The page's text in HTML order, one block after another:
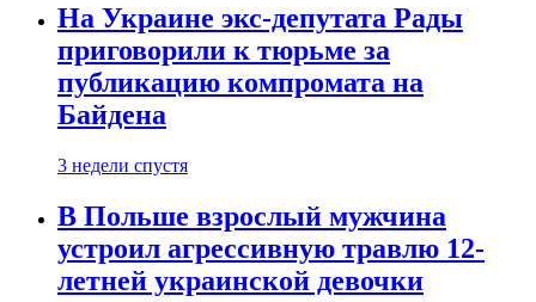
На Украине экс-депутата Рады
приговорили к тюрьме за
публикацию компромата на
Байдена
3 недели спустя
В Польше взрослый мужчина
устроил агрессивную травлю 12-
летней украинской девочки